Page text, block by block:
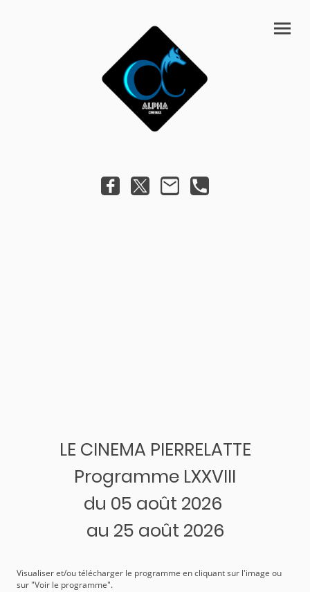
LE CINEMA PIERRELATTE
Programme LXXVIII
du 05 août 2026
au 25 août 2026
Visualiser et/ou télécharger le programme en cliquant sur l'image ou
sur "Voir le programme".